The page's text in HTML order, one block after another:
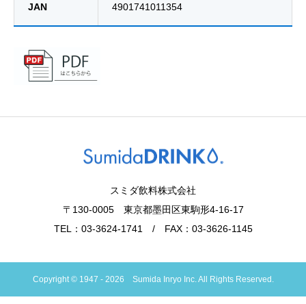
JAN 4901741011354
スミダ飲料株式会社
〒130-0005 東京都墨田区東駒形4-16-17
TEL：03-3624-1741 / FAX：03-3626-1145
Copyright © 1947 - 2026 Sumida Inryo Inc. All Rights Reserved.